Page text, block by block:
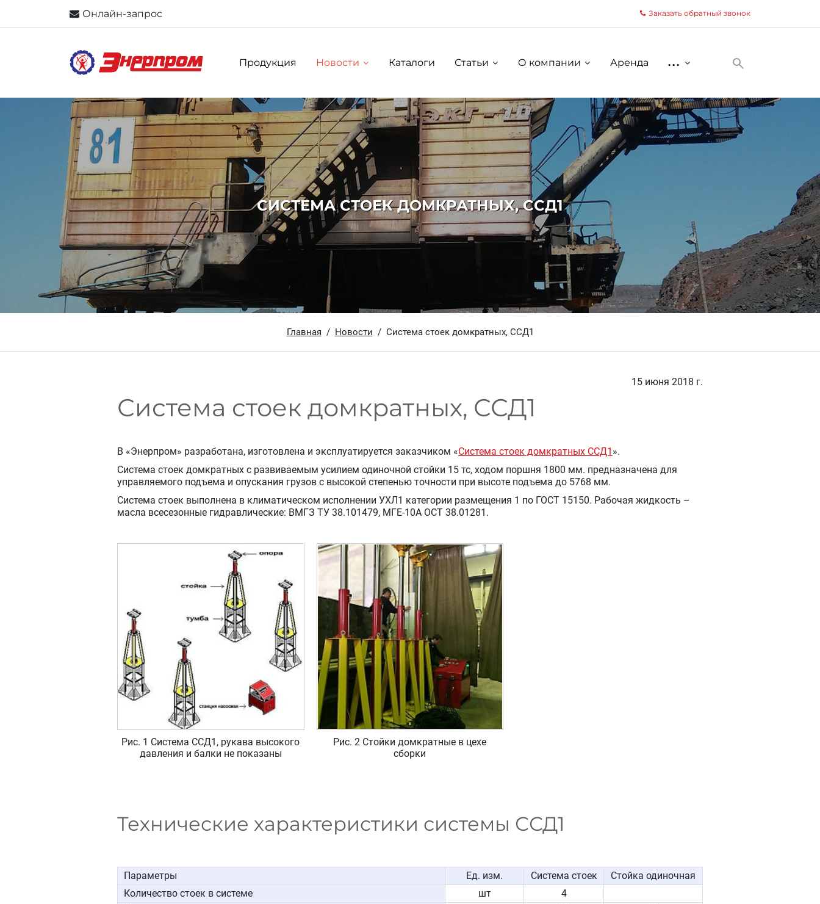
Онлайн-запрос Заказать обратный звонок
Продукция Новости Каталоги Статьи О компании Аренда ...
СИСТЕМА СТОЕК ДОМКРАТНЫХ, ССД1
Главная Новости Система стоек домкратных, ССД1
15 июня 2018 г.
Система стоек домкратных, ССД1
В «Энерпром» разработана, изготовлена и эксплуатируется заказчиком «Система стоек домкратных ССД1 ».
Система стоек домкратных с развиваемым усилием одиночной стойки 15 тс, ходом поршня 1800 мм. предназначена для
управляемого подъема и опускания грузов с высокой степенью точности при высоте подъема до 5768 мм.
Система стоек выполнена в климатическом исполнении УХЛ1 категории размещения 1 по ГОСТ 15150. Рабочая жидкость –
масла всесезонные гидравлические: ВМГЗ ТУ 38.101479, МГЕ-10А ОСТ 38.01281.
Рис. 1 Система ССД1, рукава высокого
давления и балки не показаны
Рис. 2 Стойки домкратные в цехе
сборки
Технические характеристики системы ССД1
Параметры Ед. изм. Система стоек
Стойка одиночная
Количество стоек в системе
шт
4